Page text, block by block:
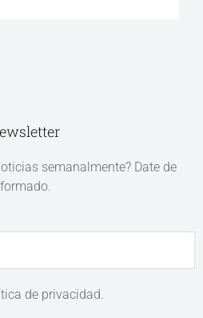
semanalmente? Date de
de privacidad.